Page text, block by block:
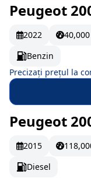
La comandă
Peugeot
2022
Benzin
Precizați prețul la
La comandă
Peugeot
2015
Diesel